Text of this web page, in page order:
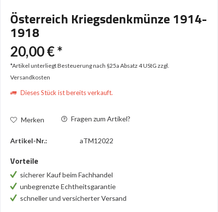
Österreich Kriegsdenkmünze 1914-
1918
20,00 € *
*Artikel unterliegt Besteuerung nach §25a Absatz 4 UStG zzgl.
Versandkosten
Dieses Stück ist bereits verkauft.
Merken Fragen zum Artikel?
Artikel-Nr.: aTM12022
Vorteile
sicherer Kauf beim Fachhandel
unbegrenzte Echtheitsgarantie
schneller und versicherter Versand